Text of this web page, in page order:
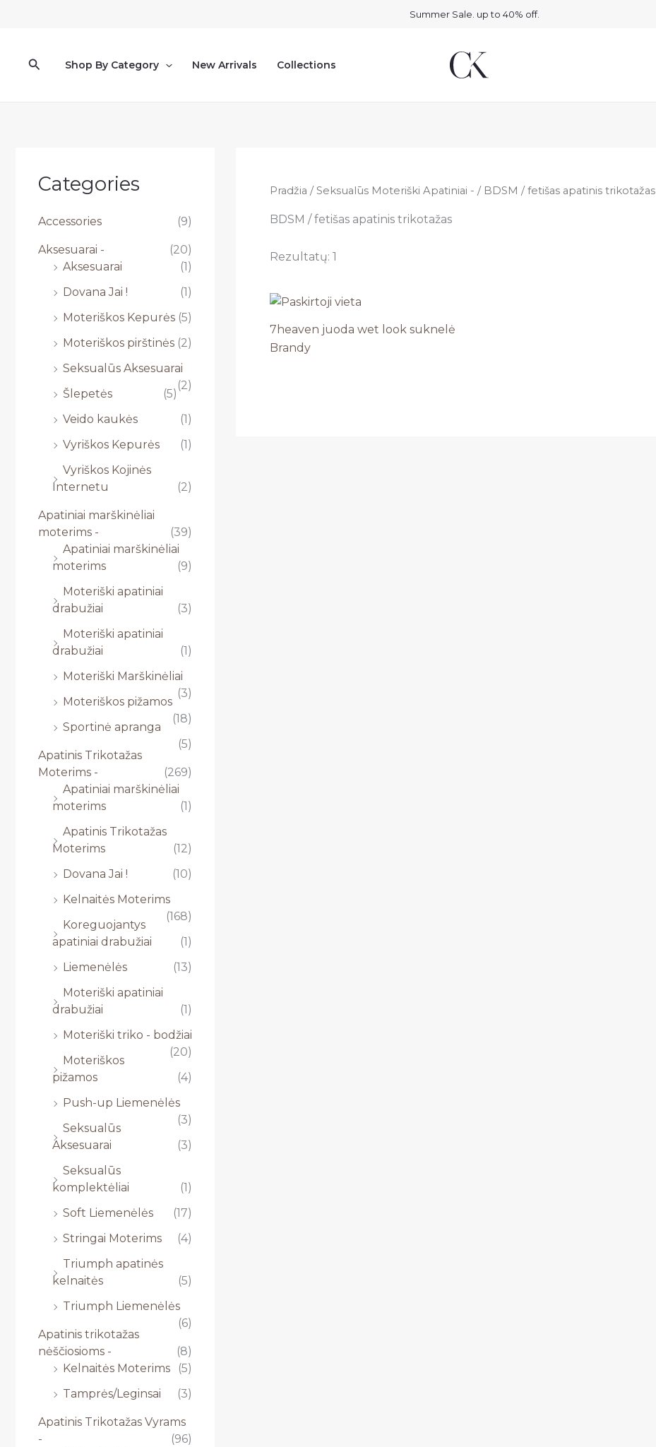
Summer Sale. up to 40% off.
PaieškaShop By Category New Arrivals Collections
Categories
Accessories (9)
Aksesuarai -
(20)
Aksesuarai
(1)
Dovana Jai !
(1)
Moteriškos Kepurės (5)
Moteriškos pirštinės (2)
Seksualūs Aksesuarai
(2)
Šlepetės
(5)
Veido kaukės
(1)
Vyriškos Kepurės
(1)
Vyriškos Kojinės
Internetu
(2)
Apatiniai marškinėliai
moterims -
(39)
Apatiniai marškinėliai
moterims
(9)
Moteriški apatiniai
drabužiai
(3)
Moteriški apatiniai
drabužiai
(1)
Moteriški Marškinėliai
(3)
Moteriškos pižamos
(18)
Sportinė apranga
(5)
Apatinis Trikotažas
Moterims -
(269)
Apatiniai marškinėliai
moterims
(1)
Apatinis Trikotažas
Moterims
(12)
Dovana Jai !
(10)
Kelnaitės Moterims
(168)
Koreguojantys
apatiniai drabužiai
(1)
Liemenėlės
(13)
Moteriški apatiniai
drabužiai
(1)
Moteriški triko - bodžiai
(20)
Moteriškos
pižamos
(4)
Push-up Liemenėlės
(3)
Seksualūs
Aksesuarai
(3)
Seksualūs
komplektėliai
(1)
Soft Liemenėlės
(17)
Stringai Moterims
(4)
Triumph apatinės
kelnaitės
(5)
Triumph Liemenėlės
(6)
Apatinis trikotažas
nėščiosioms -
(8)
Kelnaitės Moterims
(5)
Tamprės/Leginsai
(3)
Apatinis Trikotažas Vyrams
-
(96)
Pradžia /Seksualūs Moteriški Apatiniai - / BDSM / fetišas apatinis trikotažas
BDSM / fetišas apatinis trikotažas
Rezultatų: 1
7heaven juoda wet look suknelė
Brandy